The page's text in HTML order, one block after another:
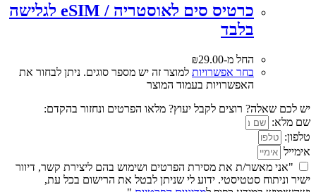
כרטיס סים לאוסטריה / eSIM לגלישה
בלבד
החל מ- ₪29.00
בחר אפשרויות למוצר זה יש מספר סוגים. ניתן לבחור את
האפשרויות בעמוד המוצר
יש לכם שאלה? רוצים לקבל יעוץ? מלאו הפרטים ונחזור בהקדם:
שם מלא:
טלפון:
אימייל
"אני מאשר/ת את מסירת הפרטים ושימוש בהם ליצירת קשר, דיוור
ישיר וניתוח סטטיסטי. ידוע לי שניתן לבטל את הרישום בכל עת,